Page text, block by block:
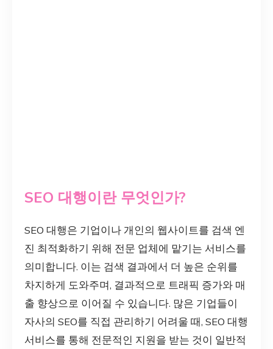
SEO 대행이란 무엇인가?
SEO 대행은 기업이나 개인의 웹사이트를 검색 엔
진 최적화하기 위해 전문 업체에 맡기는 서비스를
의미합니다. 이는 검색 결과에서 더 높은 순위를
차지하게 도와주며, 결과적으로 트래픽 증가와 매
출 향상으로 이어질 수 있습니다. 많은 기업들이
자사의 SEO를 직접 관리하기 어려울 때, SEO 대행
서비스를 통해 전문적인 지원을 받는 것이 일반적